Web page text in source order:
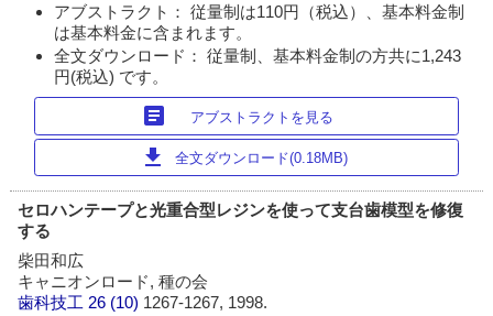
アブストラクト： 従量制は110円（税込）、基本料金制
は基本料金に含まれます。
全文ダウンロード： 従量制、基本料金制の方共に1,243
円(税込) です。
article アブストラクトを見る
download 全文ダウンロード(0.18MB)
セロハンテープと光重合型レジンを使って支台歯模型を修復
する
柴田和広
キャニオンロード, 種の会
歯科技工 26 (10) 1267-1267, 1998.